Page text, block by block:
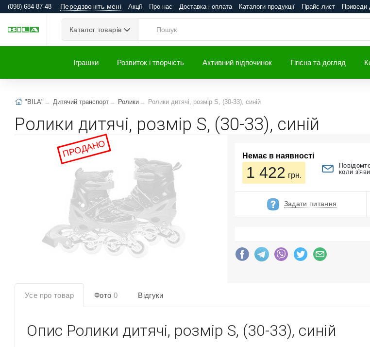
(098) 684-87-48 Передзвоніть мені Акції Про нас Доставка і оплата Каталоги продукції Прайс-лист Приведи
Каталог товарів
Іграшки Розвиток і творчість Активний відпочинок Гігієна та догляд
"BILA" Дитячий транспорт Ролики Ролики дитячі, розмір S, (30-33), синій
Ролики дитячі, розмір S, (30-33), синій
ПРОДАНО Немає в наявності
1 422 грн.
коли
Задати питання
Усе про товар Фото 0 Відгуки
Опис Ролики дитячі, розмір S, (30-33), синій